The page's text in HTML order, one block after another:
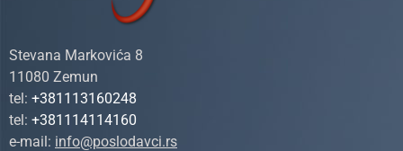
Stevana Markovića 8
11080 Zemun
tel: +381113160248
tel: +381114114160
e-mail: info@poslodavci.rs